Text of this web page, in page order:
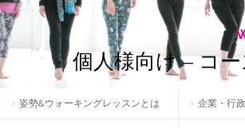
個人様向け – コ
姿勢&ウォーキングレッスンとは 企業・行